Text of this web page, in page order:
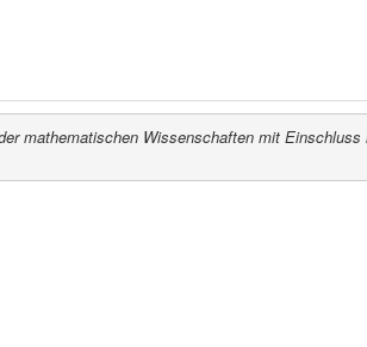
mathematischen Wissenschaften mit Einschluss